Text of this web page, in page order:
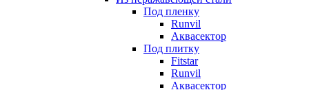
Под пленку
Runvil
Аквасектор
Под плитку
Fitstar
Runvil
Аквасектор